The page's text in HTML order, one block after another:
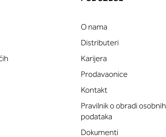
O nama
Distributeri
Karijera
Prodavaonice
Kontakt
Pravilnik o obradi osobnih
podataka
Dokumenti